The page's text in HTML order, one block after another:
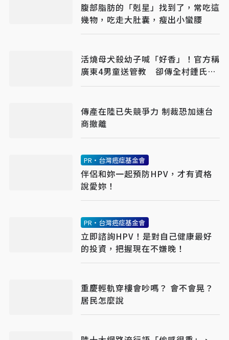
腹部脂肪的「剋星」找到了，常吃這
幾物，吃走大肚囊，瘦出小蠻腰
活燒母犬殺幼子喊「好香」！官方稱
廣東4男童送管教 卻傳全村鍾氏封
村保護
傳產在陸已失競爭力 制裁恐加速台
商撤離
PR・台灣癌症基金會
伴侶和妳一起預防HPV，才有資格
說愛妳！
PR・台灣癌症基金會
立即諮詢HPV！是對自己健康最好
的投資，把握現在不嫌晚！
重慶輕軌穿樓會吵嗎？ 會不會晃？
居民怎麼說